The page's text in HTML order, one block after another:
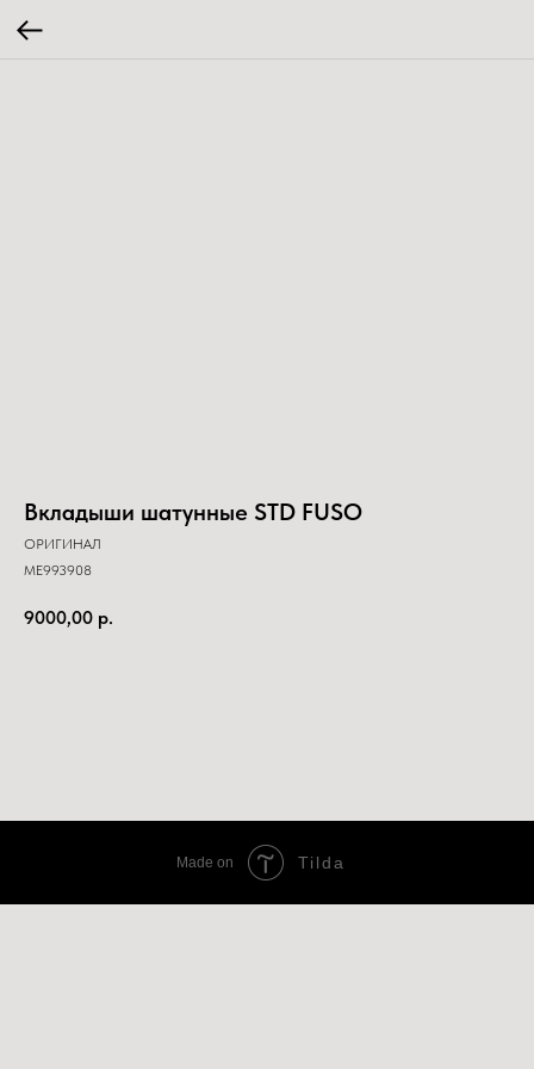
Вкладыши шатунные STD FUSO
ОРИГИНАЛ
ME993908
9000,00 р.
Made on Tilda